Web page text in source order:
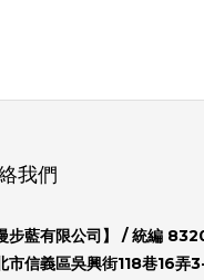
我們
步藍有限公司】
/ 統編
市信義區吳興街118巷16弄